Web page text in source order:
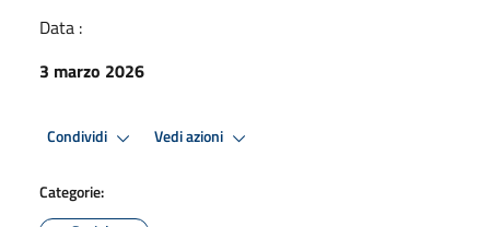
Data :
3 marzo 2026
Condividi Vedi azioni
Categorie: